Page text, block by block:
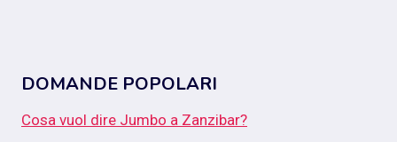
DOMANDE POPOLARI
Cosa vuol dire Jumbo a Zanzibar?